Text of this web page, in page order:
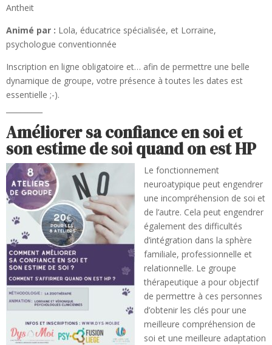
Antheit
Animé par : Lola, éducatrice spécialisée, et Lorraine,
psychologue conventionnée
Inscription en ligne obligatoire et… afin de permettre une belle
dynamique de groupe, votre présence à toutes les dates est
essentielle ;-).
Améliorer sa confiance en soi et
son estime de soi quand on est HP
Le fonctionnement
neuroatypique peut engendrer
une incompréhension de soi et
de l’autre. Cela peut engendrer
également des difficultés
d’intégration dans la sphère
familiale, professionnelle et
relationnelle. Le groupe
thérapeutique a pour objectif
de permettre à ces personnes
d’obtenir les clés pour une
meilleure compréhension de
soi et une meilleure adaptation